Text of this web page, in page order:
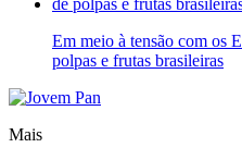
Em meio à tensão com os
polpas e frutas brasileiras
Mais